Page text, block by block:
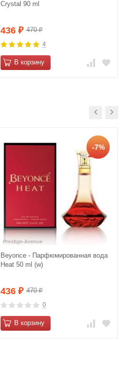
Crystal 90 ml
436 ₽ 470₽
4
В корзину
-7%
Beyonce - Парфюмированная вода
Heat 50 ml (w)
436 ₽ 470₽
0
В корзину